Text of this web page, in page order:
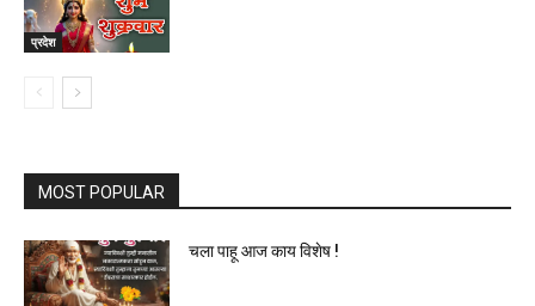
प्रदेश
MOST POPULAR
चला पाहू आज काय विशेष !